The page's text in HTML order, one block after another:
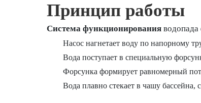
Принцип работы
Система функционированияводопада
Насос нагнетает воду по напорному
Вода поступает в специальную
Форсунка формирует равномерный
Вода плавно стекает в чашу